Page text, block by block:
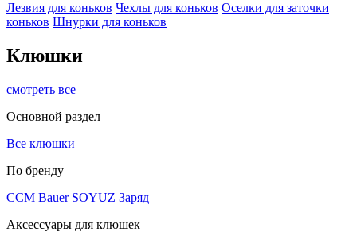
Лезвия для коньков Чехлы для коньков Оселки для заточки
коньков Шнурки для коньков
Клюшки
смотреть все
Основной раздел
Все клюшки
По бренду
CCM Bauer SOYUZ Заряд
Аксессуары для клюшек